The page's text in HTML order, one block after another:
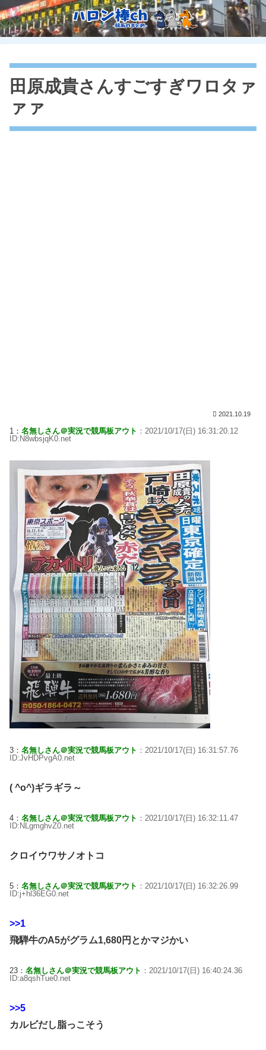
田原成貴さんすごすぎワロタァ
ァァ
2021.10.19
1： 名無しさん＠実況で競馬板アウト ：2021/10/17(日) 16:31:20.12
ID:N8wbsjqK0.net
3： 名無しさん＠実況で競馬板アウト ：2021/10/17(日) 16:31:57.76
ID:JvHDPvgA0.net
( ^o^)ギラギラ～
4： 名無しさん＠実況で競馬板アウト ：2021/10/17(日) 16:32:11.47
ID:NLgmghvZ0.net
クロイウワサノオトコ
5： 名無しさん＠実況で競馬板アウト ：2021/10/17(日) 16:32:26.99
ID:j+hl36EG0.net
>>1
飛騨牛のA5がグラム1,680円とかマジかい
23： 名無しさん＠実況で競馬板アウト ：2021/10/17(日) 16:40:24.36
ID:a8qshTue0.net
>>5
カルビだし脂っこそう